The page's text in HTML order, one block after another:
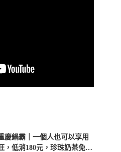
慶鍋霸｜一個人也可以享用
，低消180元，珍珠奶茶免費